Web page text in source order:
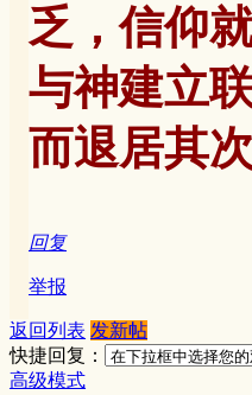
乏，信仰
与神建立
而退居其次
回复
举报
返回列表 发新帖
快捷回复：
高级模式